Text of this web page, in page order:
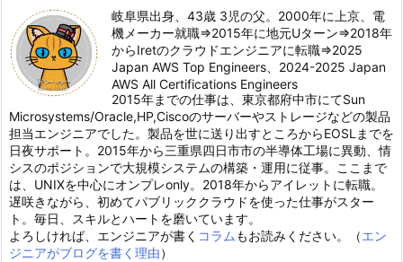
岐阜県出身、43歳 3児の父。2000年に上京、電
機メーカー就職⇒2015年に地元Uターン⇒2018年
からIretのクラウドエンジニアに転職⇒2025
Japan AWS Top Engineers、2024-2025 Japan
AWS All Certifications Engineers
2015年までの仕事は、東京都府中市にてSun
Microsystems/Oracle,HP,Ciscoのサーバーやストレージなどの製品
担当エンジニアでした。製品を世に送り出すところからEOSLまでを
日夜サポート。2015年から三重県四日市市の半導体工場に異動、情
シスのポジションで大規模システムの構築・運用に従事。ここまで
は、UNIXを中心にオンプレonly。2018年からアイレットに転職。
遅咲きながら、初めてパブリッククラウドを使った仕事がスター
ト。毎日、スキルとハートを磨いています。
よろしければ、エンジニアが書く コラム もお読みください。（エン
ジニアがブログを書く理由）